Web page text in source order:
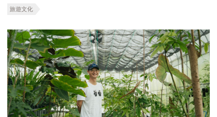
旅遊文化